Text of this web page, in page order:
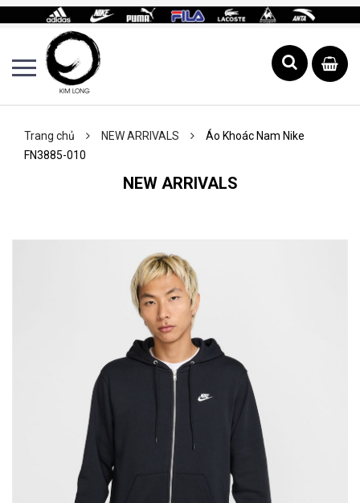
Trang chủ NEW ARRIVALS
Áo Khoác Nam Nike
FN3885-010
NEW ARRIVALS